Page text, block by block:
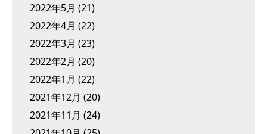
2022年5月 (21)
2022年4月 (22)
2022年3月 (23)
2022年2月 (20)
2022年1月 (22)
2021年12月 (20)
2021年11月 (24)